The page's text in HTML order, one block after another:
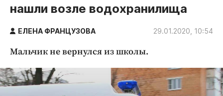
Статьи
Народные новости
Благоустройство
Криминал
нашли возле водохранилища
ЕЛЕНА ФРАНЦУЗОВА 29.01.2020, 10:54
Мальчик не вернулся из школы.